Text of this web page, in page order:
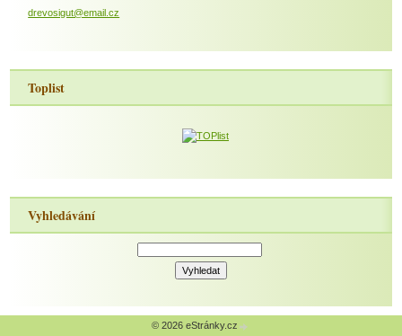
drevosigut@email.cz
Toplist
Vyhledávání
© 2026 eStránky.cz